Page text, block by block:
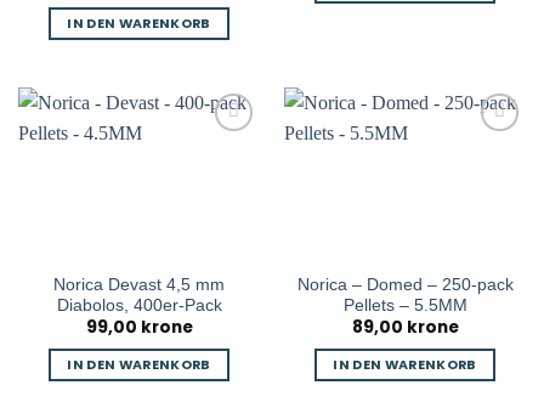
war:
249,00 kr
ist:
159,00 kr.
IN DEN WARENKORB
Norica Devast 4,5 mm
Diabolos, 400er-Pack
99,00 krone
IN DEN WARENKORB
Norica – Domed – 250-pack
Pellets – 5.5MM
89,00 krone
IN DEN WARENKORB